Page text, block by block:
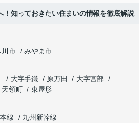
！知っておきたい住まいの情報を徹底解説
川市
みやま市
大字手鎌 原万田
大字宮部
天領町
東屋形
線
九州新幹線